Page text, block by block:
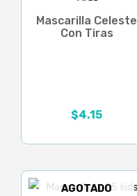
Mascarilla Celeste
Con Tiras
$4.15
AGOTADO